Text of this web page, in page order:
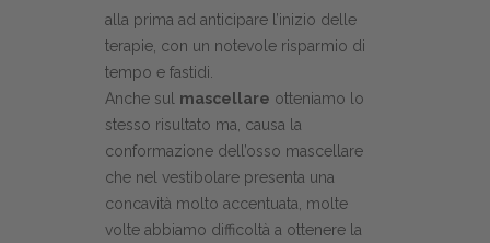
alla prima ad anticipare l’inizio delle
terapie, con un notevole risparmio di
tempo e fastidi.
Anche sul mascellare otteniamo lo
stesso risultato ma, causa la
conformazione dell’osso mascellare
che nel vestibolare presenta una
concavità molto accentuata, molte
volte abbiamo difficoltà a ottenere la